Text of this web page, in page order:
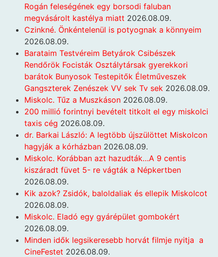
Rogán feleségének egy borsodi faluban
megvásárolt kastélya miatt 2026.08.09.
Czinkné. Önkéntelenül is potyognak a könnyeim
2026.08.09.
Barataim Testvéreim Betyárok Csibészek
Rendőrök Focisták Osztálytársak gyerekkori
barátok Bunyosok Testepitők Életműveszek
Gangszterek Zenészek VV sek Tv sek 2026.08.09.
Miskolc. Tűz a Muszkáson 2026.08.09.
200 millió forintnyi bevételt titkolt el egy miskolci
taxis cég 2026.08.09.
dr. Barkai László: A legtöbb újszülöttet Miskolcon
hagyják a kórházban 2026.08.09.
Miskolc. Korábban azt hazudták…A 9 centis
kiszáradt füvet 5- re vágták a Népkertben
2026.08.09.
Kik azok? Zsidók, baloldaliak és ellepik Miskolcot
2026.08.09.
Miskolc. Eladó egy gyárépület gombokért
2026.08.09.
Minden idők legsikeresebb horvát filmje nyitja a
CineFestet 2026.08.09.